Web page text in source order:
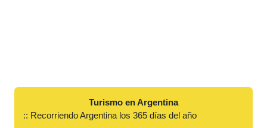
Turismo en Argentina
:: Recorriendo Argentina los 365 días del año